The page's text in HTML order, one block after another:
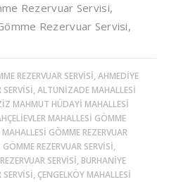
Rezervuar Servisi,
Rezervuar Servisi,
REZERVUAR SERVISI, AHMEDIYE
SERVISI, ALTUNIZADE MAHALLESI
MAHMUT HÜDAYI MAHALLESI
MAHALLESI GÖMME
GÖMME REZERVUAR
REZERVUAR SERVISI,
SERVISI, BURHANIYE
ÇENGELKÖY MAHALLESI